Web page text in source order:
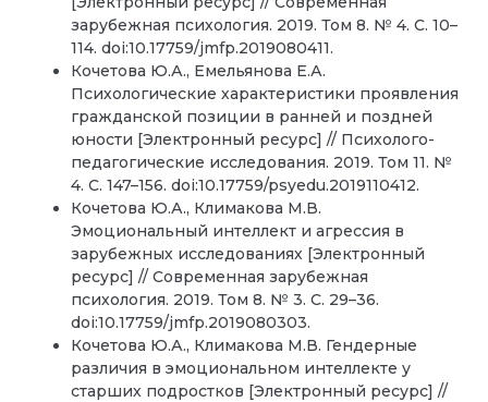
зарубежная психология. 2019. Том 8. № 4. С. 10–
114. doi:10.17759/jmfp.2019080411.
Кочетова Ю.А., Емельянова Е.А.
Психологические характеристики проявления
гражданской позиции в ранней и поздней
юности [Электронный ресурс] // Психолого-
педагогические исследования. 2019. Том 11. №
4. С. 147–156. doi:10.17759/psyedu.2019110412.
Кочетова Ю.А., Климакова М.В.
Эмоциональный интеллект и агрессия в
зарубежных исследованиях [Электронный
ресурс] // Современная зарубежная
психология. 2019. Том 8. № 3. С. 29–36.
doi:10.17759/jmfp.2019080303.
Кочетова Ю.А., Климакова М.В. Гендерные
различия в эмоциональном интеллекте у
старших подростков [Электронный ресурс] //